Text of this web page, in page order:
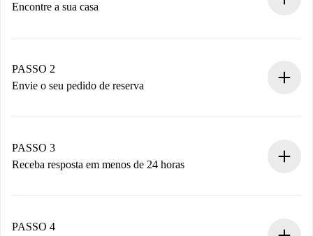
Encontre a sua casa
Você tem todas as informações necessárias
antecipadamente.
PASSO 2
Envie o seu pedido de reserva
Não cobramos nada até que o proprietário confirme.
PASSO 3
Receba resposta em menos de 24 horas
proprietário.
PASSO 4